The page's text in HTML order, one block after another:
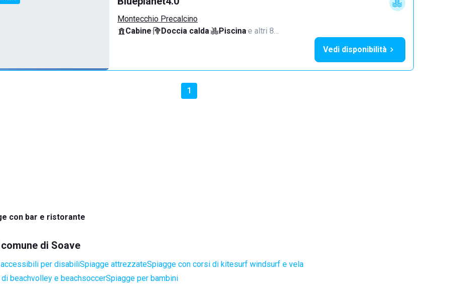
Montecchio Precalcino
Cabine· Doccia calda· Piscina·e altri 8…
Vedi disponibilità
1
con bar e ristorante
di Soave
per disabiliSpiagge attrezzateSpiagge con corsi di kitesurf windsurf e vela
beachvolley e beachsoccerSpiagge per bambini